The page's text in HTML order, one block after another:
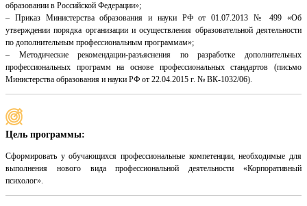
образовании в Российской Федерации»;
– Приказ Министерства образования и науки РФ от 01.07.2013 № 499 «Об
утверждении порядка организации и осуществления образовательной деятельности
по дополнительным профессиональным программам»;
– Методические рекомендации-разъяснения по разработке дополнительных
профессиональных программ на основе профессиональных стандартов (письмо
Министерства образования и науки РФ от 22.04.2015 г. № ВК-1032/06).
Цель программы:
Сформировать у обучающихся профессиональные компетенции, необходимые для
выполнения нового вида профессиональной деятельности «Корпоративный
психолог».